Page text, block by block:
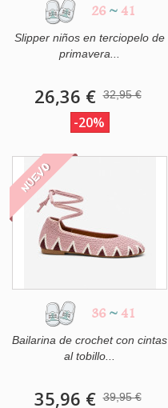
26 ~ 41
Slipper niños en terciopelo de
primavera...
26,36 € 32,95 €
-20%
NUEVO
36 ~ 41
Bailarina de crochet con cintas
al tobillo...
35,96 € 39,95 €